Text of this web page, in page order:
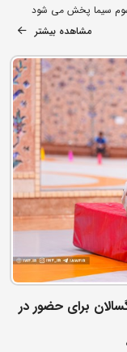
مشاهده بیشتر
برای حضور در